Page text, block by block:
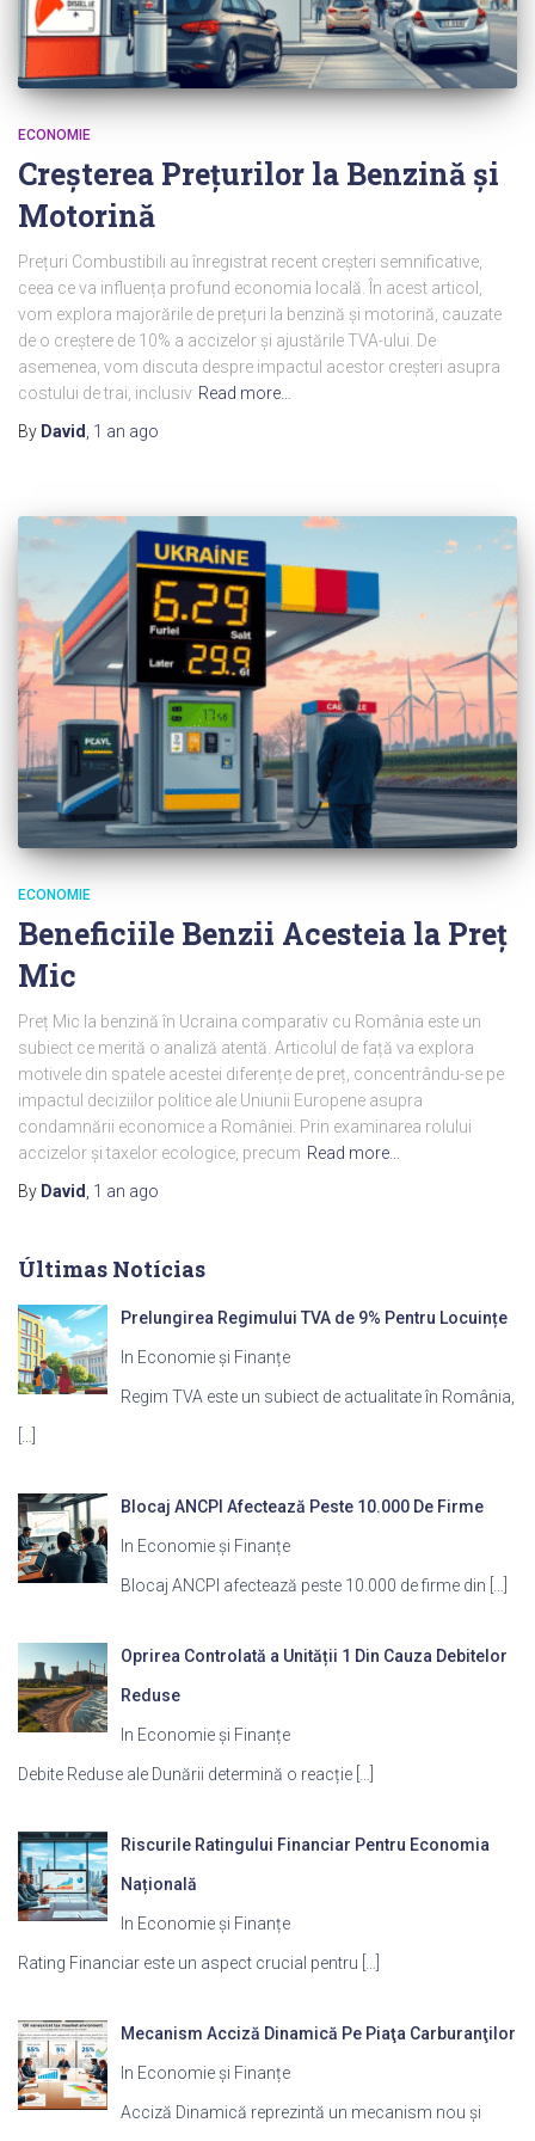
ECONOMIE
Creșterea Prețurilor la Benzină și
Motorină
Prețuri Combustibili au înregistrat recent creșteri semnificative,
ceea ce va influența profund economia locală. În acest articol,
vom explora majorările de prețuri la benzină și motorină, cauzate
de o creștere de 10% a accizelor și ajustările TVA-ului. De
asemenea, vom discuta despre impactul acestor creșteri asupra
costului de trai, inclusiv Read more…
By David 1 an ago
ECONOMIE
Beneficiile Benzii Acesteia la Preț
Mic
Preț Mic la benzină în Ucraina comparativ cu România este un
subiect ce merită o analiză atentă. Articolul de față va explora
motivele din spatele acestei diferențe de preț, concentrându-se pe
impactul deciziilor politice ale Uniunii Europene asupra
condamnării economice a României. Prin examinarea rolului
accizelor și taxelor ecologice, precum Read more…
By David, 1 an ago
Últimas Notícias
Prelungirea Regimului TVA de 9% Pentru Locuințe
In Economie și Finanțe
Regim TVA este un subiect de actualitate în România,
[…]
Blocaj ANCPI Afectează Peste 10.000 De Firme
In Economie și Finanțe
Blocaj ANCPI afectează peste 10.000 de firme din […]
Oprirea Controlată a Unității 1 Din Cauza Debitelor
Reduse
In Economie și Finanțe
Debite Reduse ale Dunării determină o reacție […]
Riscurile Ratingului Financiar Pentru Economia
Națională
In Economie și Finanțe
Rating Financiar este un aspect crucial pentru […]
Mecanism Acciză Dinamică Pe Piaţa Carburanţilor
In Economie și Finanțe
Acciză Dinamică reprezintă un mecanism nou și